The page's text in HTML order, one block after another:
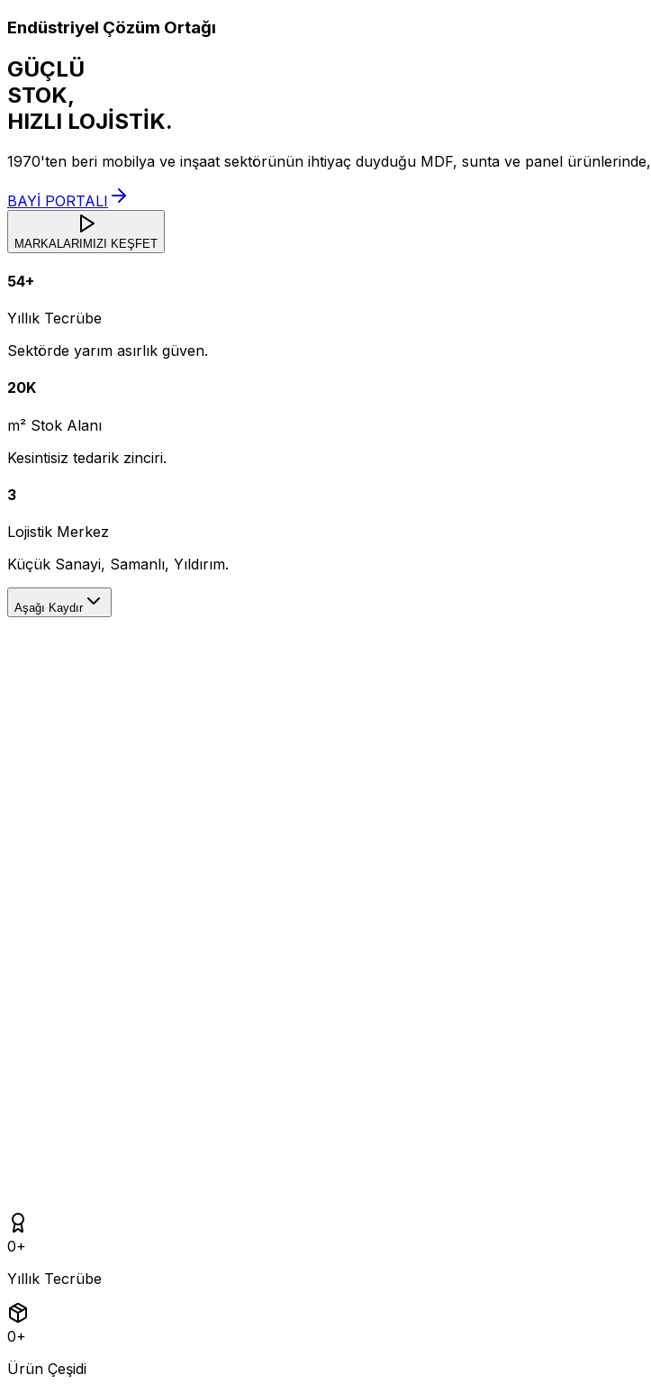
Endüstriyel Çözüm Ortağı
GÜÇLÜ
STOK,
HIZLI LOJİSTİK.
1970'ten beri mobilya ve inşaat sektörünün ihtiyaç duyduğu MDF, sunta ve panel ürünlerinde,
BAYİ PORTALI
MARKALARIMIZI KEŞFET
54+
Yıllık Tecrübe
Sektörde yarım asırlık güven.
20K
m² Stok Alanı
Kesintisiz tedarik zinciri.
3
Lojistik Merkez
Küçük Sanayi, Samanlı, Yıldırım.
Aşağı Kaydır
0+
Yıllık Tecrübe
0+
Ürün Çeşidi